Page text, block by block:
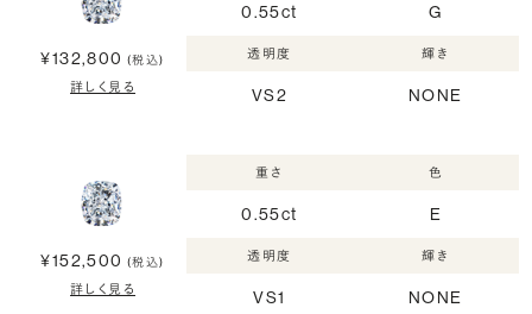
¥132,800 (税込)
詳しく見る
0.55ct G
透明度
VS2
輝き
NONE
¥152,500 (税込)
詳しく見る
重さ
0.55ct
色
E
透明度
VS1
輝き
NONE